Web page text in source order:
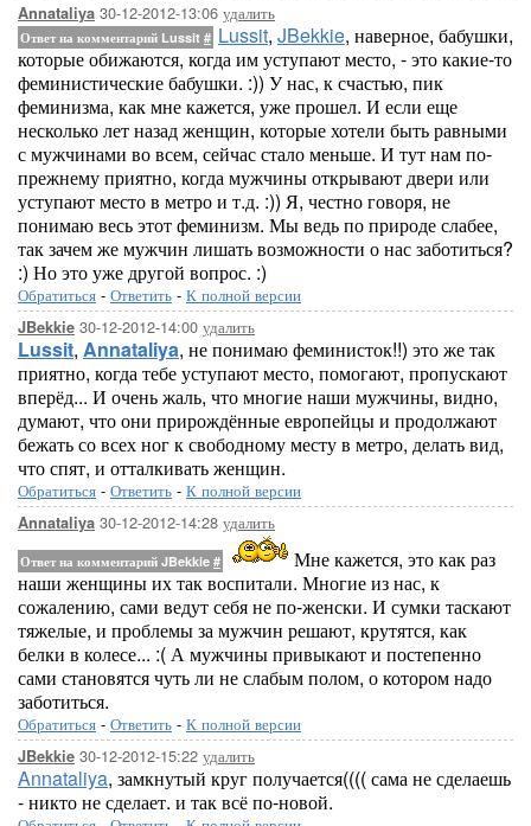
Annataliya 30-12-2012-13:06 удалить
Ответ на комментарий Lussit # Lussit, JBekkie, наверное, бабушки,
которые обижаются, когда им уступают место, - это какие-то
феминистические бабушки. :)) У нас, к счастью, пик
феминизма, как мне кажется, уже прошел. И если еще
несколько лет назад женщин, которые хотели быть равными
с мужчинами во всем, сейчас стало меньше. И тут нам по-
прежнему приятно, когда мужчины открывают двери или
уступают место в метро и т.д. :)) Я, честно говоря, не
понимаю весь этот феминизм. Мы ведь по природе слабее,
так зачем же мужчин лишать возможности о нас заботиться?
:) Но это уже другой вопрос. :)
Обратиться - Ответить - К полной версии
JBekkie 30-12-2012-14:00 удалить
Lussit, Annataliya, не понимаю феминисток!!) это же так
приятно, когда тебе уступают место, помогают, пропускают
вперёд... И очень жаль, что многие наши мужчины, видно,
думают, что они прирождённые европейцы и продолжают
бежать со всех ног к свободному месту в метро, делать вид,
что спят, и отталкивать женщин.
Обратиться - Ответить - К полной версии
Annataliya 30-12-2012-14:28 удалить
Ответ на комментарий JBekkie #
Мне кажется, это как раз
наши женщины их так воспитали. Многие из нас, к
сожалению, сами ведут себя не по-женски. И сумки таскают
тяжелые, и проблемы за мужчин решают, крутятся, как
белки в колесе... :( А мужчины привыкают и постепенно
сами становятся чуть ли не слабым полом, о котором надо
заботиться.
Обратиться - Ответить - К полной версии
JBekkie 30-12-2012-15:22 удалить
Annataliya, замкнутый круг получается(((( сама не сделаешь
- никто не сделает. и так всё по-новой.